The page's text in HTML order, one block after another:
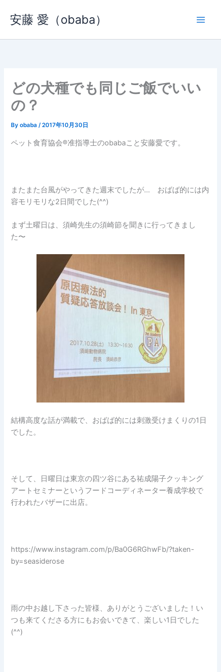
ス
安藤 愛（obaba）
どの犬種でも同じご飯でいい
の？
Byobaba/2017年10月30日
ペット食育協会®︎准指導士のobabaこと安藤愛です。
またまた台風がやってきた週末でしたが… おばば的には内
容モリモリな2日間でした(^^)
まず土曜日は、須崎先生の須崎節を聞きに行ってきまし
た〜
結構高度な話が満載で、おばば的には刺激受けまくりの1日
でした。
そして、日曜日は東京の四ツ谷にある祐成陽子クッキング
アートセミナーというフードコーディネーター養成学校で
行われたバザーに出店。
https://www.instagram.com/p/Ba0G6RGhwFb/?taken-
by=seasiderose
雨の中お越し下さった皆様、ありがとうございました！い
つも来てくださる方にもお会いできて、楽しい1日でした
(^^)